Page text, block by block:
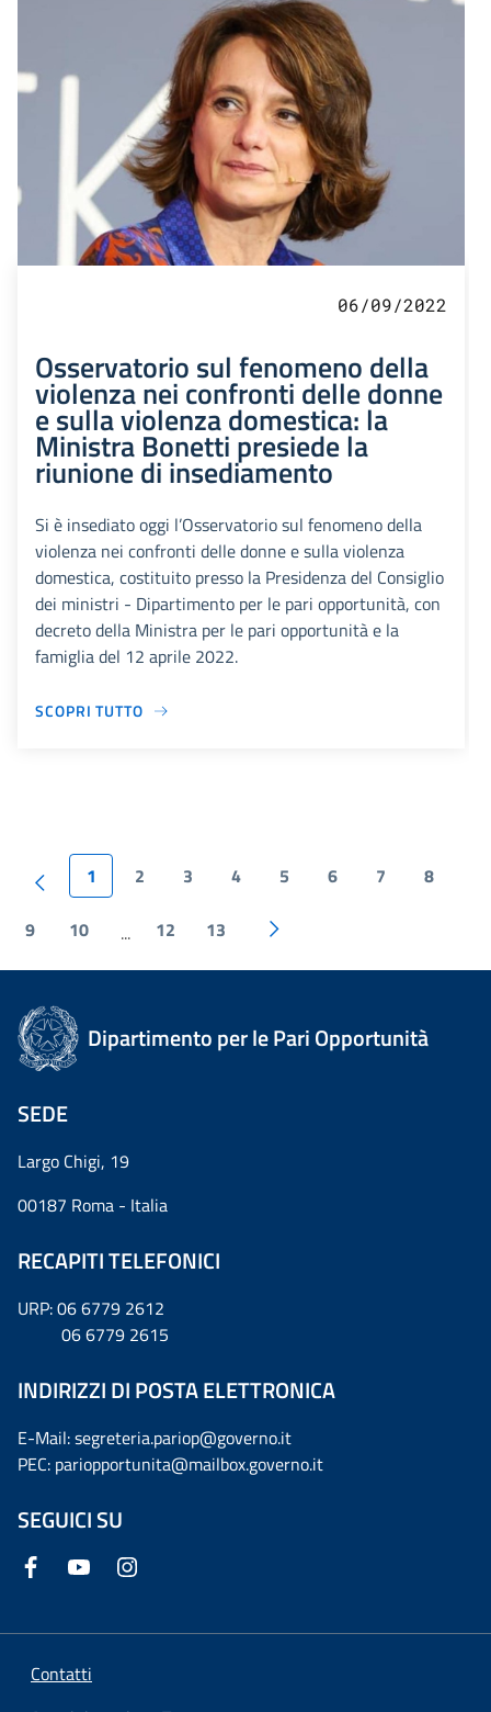
06/09/2022
Osservatorio sul fenomeno della
violenza nei confronti delle donne
e sulla violenza domestica: la
Ministra Bonetti presiede la
riunione di insediamento
Si è insediato oggi l’Osservatorio sul fenomeno della
violenza nei confronti delle donne e sulla violenza
domestica, costituito presso la Presidenza del Consiglio
dei ministri - Dipartimento per le pari opportunità, con
decreto della Ministra per le pari opportunità e la
famiglia del 12 aprile 2022.
SCOPRI TUTTO
1 2 3 4 5 6 7 8
9 10 ... 12 13
Dipartimento per le Pari Opportunità
SEDE
Largo Chigi, 19
00187 Roma - Italia
RECAPITI TELEFONICI
URP: 06 6779 2612
06 6779 2615
INDIRIZZI DI POSTA ELETTRONICA
E-Mail: segreteria.pariop@governo.it
PEC: pariopportunita@mailbox.governo.it
SEGUICI SU
Contatti